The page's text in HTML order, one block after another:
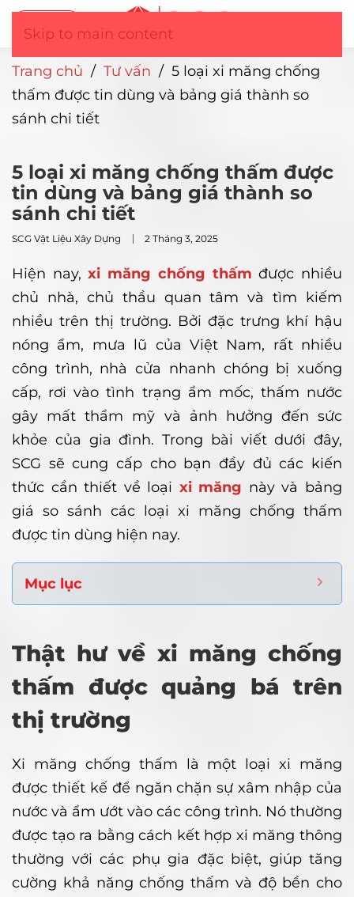
Skip to main content
Trang chủ / Tư vấn / 5 loại xi măng chống
thấm được tin dùng và bảng giá thành so
sánh chi tiết
5 loại xi măng chống thấm được
tin dùng và bảng giá thành so
sánh chi tiết
SCG Vật Liệu Xây Dựng 2 Tháng 3, 2025
Hiện nay,xi măng chống thấm được nhiều
chủ nhà, chủ thầu quan tâm và tìm kiếm
nhiều trên thị trường. Bởi đặc trưng khí hậu
nóng ẩm, mưa lũ của Việt Nam, rất nhiều
công trình, nhà cửa nhanh chóng bị xuống
cấp, rơi vào tình trạng ẩm mốc, thấm nước
gây mất thẩm mỹ và ảnh hưởng đến sức
khỏe của gia đình. Trong bài viết dưới đây,
SCG sẽ cung cấp cho bạn đầy đủ các kiến
thức cần thiết về loại xi măng này và bảng
giá so sánh các loại xi măng chống thấm
được tin dùng hiện nay.
Mục lục
Thật hư về xi măng chống
thấm được quảng bá trên
thị trường
Xi măng chống thấm là một loại xi măng
được thiết kế để ngăn chặn sự xâm nhập của
nước và ẩm ướt vào các công trình. Nó thường
được tạo ra bằng cách kết hợp xi măng thông
thường với các phụ gia đặc biệt, giúp tăng
cường khả năng chống thấm và độ bền cho